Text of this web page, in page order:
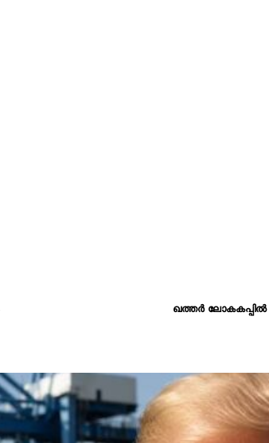
ഖത്തര്‍ ലോകകപ്പില്‍